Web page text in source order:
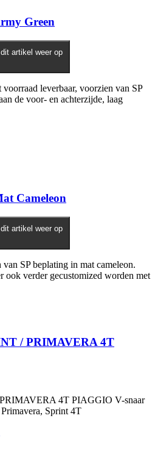
Green
artikel weer op
leverbaar, voorzien van SP
de voor- en achterzijde, laag
Cameleon
artikel weer op
SP beplating in mat cameleon.
ook verder gecustomized worden met
/ PRIMAVERA 4T
4T PIAGGIO V-snaar
Sprint 4T